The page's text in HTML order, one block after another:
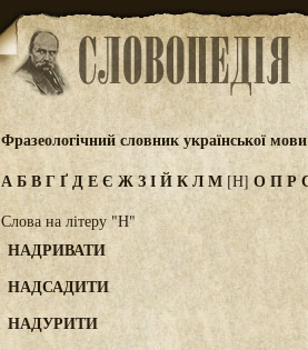
Фразеологічний словник української мови
АБВГҐДЕЄ ЖЗІЙКЛМ [Н] ОПР
Слова на літеру "Н"
НАДРИВАТИ
НАДСАДИТИ
НАДУРИТИ